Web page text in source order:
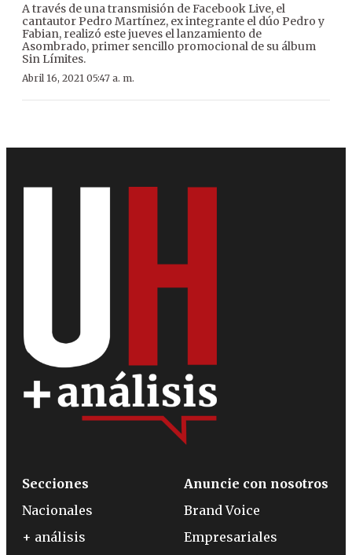
A través de una transmisión de Facebook Live, el
cantautor Pedro Martínez, ex integrante el dúo Pedro y
Fabian, realizó este jueves el lanzamiento de
Asombrado, primer sencillo promocional de su álbum
Sin Límites.
Abril 16, 2021 05:47 a. m.
Secciones
Nacionales
+ análisis
Anuncie con nosotros
Brand Voice
Empresariales